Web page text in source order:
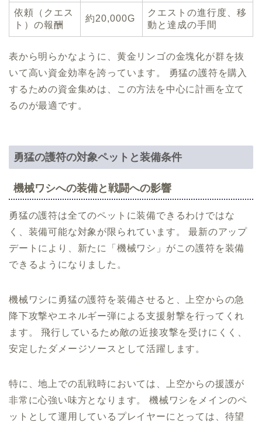
依頼（クエス
ト）の報酬
約20,000G
クエストの進行度、移
動と達成の手間
表から明らかなように、黄金リンゴの金塊化が群を抜
いて高い資金効率を誇っています。 勇猛の護符を購入
するための資金集めは、この方法を中心に計画を立て
るのが最適です。
勇猛の護符の対象ペットと装備条件
機械ワシへの装備と戦闘への影響
勇猛の護符は全てのペットに装備できるわけではな
く、装備可能な対象が限られています。 最新のアップ
デートにより、新たに「機械ワシ」がこの護符を装備
できるようになりました。
機械ワシに勇猛の護符を装備させると、上空からの急
降下攻撃やエネルギー弾による支援射撃を行ってくれ
ます。 飛行しているため敵の近接攻撃を受けにくく、
安定したダメージソースとして活躍します。
特に、地上での乱戦時においては、上空からの援護が
非常に心強い味方となります。 機械ワシをメインのペ
ットとして運用しているプレイヤーにとっては、待望